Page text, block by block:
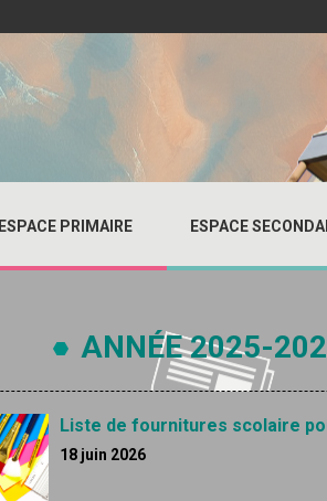
ESPACE PRIMAIRE ESPACE
ANNÉE 2025-
Liste de fournitures scolaire
18 juin 2026